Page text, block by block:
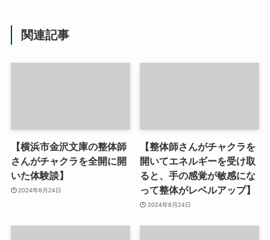
関連記事
【横浜市金沢文庫の整体師
さんがチャクラを全開に開
いた体験談】
2024年8月24日
【整体師さんがチャクラを
開いてエネルギーを受け取
ると、手の感覚が敏感にな
って整体がレベルアップ】
2024年8月24日